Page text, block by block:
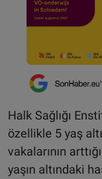
Halk Sağlığı
özellikle 5 yaş
vakalarının
yaşın altındaki